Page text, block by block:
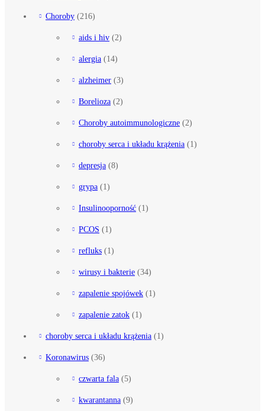
Choroby (216)
aids i hiv (2)
alergia (14)
alzheimer (3)
Borelioza (2)
Choroby autoimmunologiczne (2)
choroby serca i układu krążenia (1)
depresja (8)
grypa (1)
Insulinooporność (1)
PCOS (1)
refluks (1)
wirusy i bakterie (34)
zapalenie spojówek (1)
zapalenie zatok (1)
choroby serca i układu krążenia (1)
Koronawirus (36)
czwarta fala (5)
kwarantanna (9)